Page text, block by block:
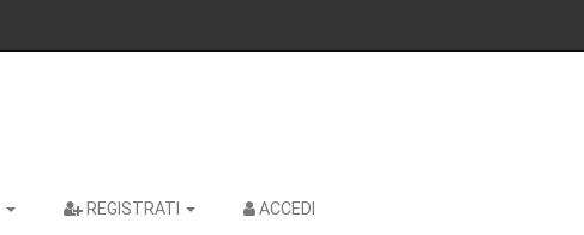
REGISTRATI ACCEDI